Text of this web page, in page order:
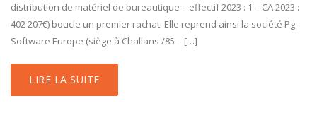
distribution de matériel de bureautique – effectif 2023 : 1 – CA 2023 :
402 207€) boucle un premier rachat. Elle reprend ainsi la société Pg
Software Europe (siège à Challans /85 – […]
LIRE LA SUITE